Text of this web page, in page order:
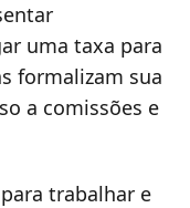
uma taxa para
formalizam sua
a comissões e
trabalhar e